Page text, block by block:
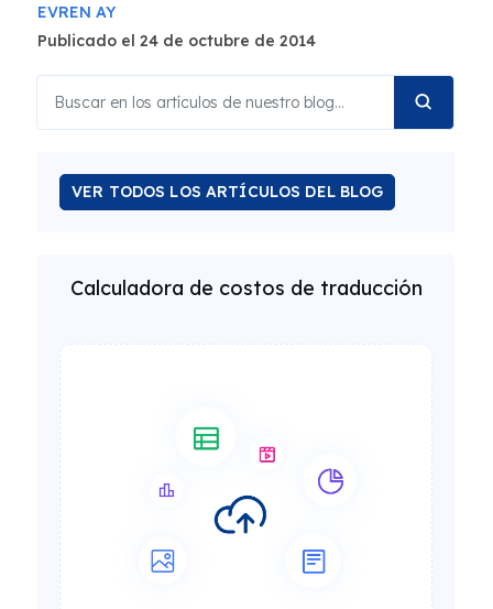
EVREN AY
Publicado el 24 de octubre de 2014
VER TODOS LOS ARTÍCULOS DEL BLOG
Calculadora de costos de traducción